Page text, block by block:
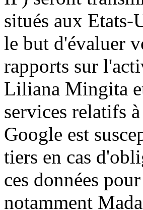
situés aux
le but d'évaluer
rapports sur
Liliana Mingita
services relatifs
Google est
tiers en cas
ces données
notamment